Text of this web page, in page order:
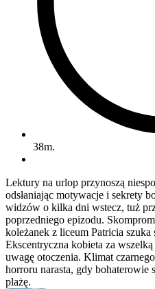
38m.
Lektury na urlop przynoszą
odsłaniając motywacje i sekrety
widzów o kilka dni wstecz, tuż
poprzedniego epizodu.
koleżanek z liceum Patricia
Ekscentryczna kobieta za
uwagę otoczenia. Klimat
horroru narasta, gdy bohaterowie
plażę.